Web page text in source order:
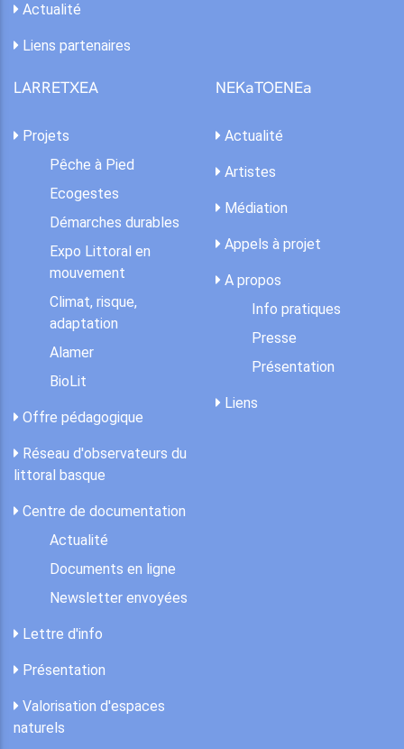
Actualité
Liens partenaires
LARRETXEA
Projets
Pêche à Pied
Ecogestes
Démarches durables
Expo Littoral en
mouvement
Climat, risque,
adaptation
Alamer
BioLit
Offre pédagogique
Réseau d'observateurs du
littoral basque
Centre de documentation
Actualité
Documents en ligne
Newsletter envoyées
Lettre d'info
Présentation
Valorisation d'espaces
naturels
NEKaTOENEa
Actualité
Artistes
Médiation
Appels à projet
A propos
Info pratiques
Presse
Présentation
Liens